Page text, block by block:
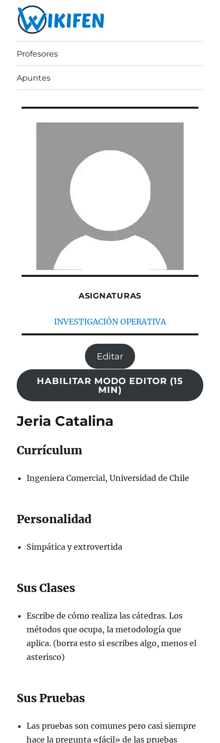
Wikifen
Profesores
Apuntes
Jeria Catalina
Currículum
Ingeniera Comercial, Universidad de Chile
Personalidad
Simpática y extrovertida
Sus Clases
Escribe de cómo realiza las cátedras. Los
métodos que ocupa, la metodología que
aplica. (borra esto si escribes algo, menos el
asterisco)
Sus Pruebas
Las pruebas son comunes pero casi siempre
hace la pregunta «fácil» de las pruebas
ASIGNATURAS
INVESTIGACIÓN OPERATIVA
Editar
HABILITAR MODO EDITOR (15
MIN)